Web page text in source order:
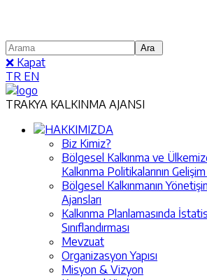
❌ Kapat
TR EN
TRAKYA KALKINMA AJANSI
HAKKIMIZDA
Biz Kimiz?
Bölgesel Kalkınma ve
Kalkınma Politikalarının
Bölgesel Kalkınmanın
Ajansları
Kalkınma Planlamasında
Sınıflandırması
Mevzuat
Organizasyon Yapısı
Misyon & Vizyon